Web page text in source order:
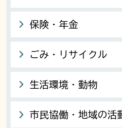
保険・年金
ごみ・リサイクル
生活環境・動物
市民協働・地域の活